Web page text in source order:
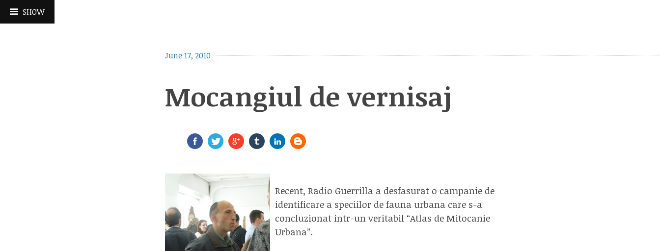
SHOW
June 17, 2010
Mocangiul de vernisaj
Recent, Radio Guerrilla a desfasurat o campanie de
identificare a speciilor de fauna urbana care s-a
concluzionat intr-un veritabil “Atlas de Mitocanie
Urbana”.